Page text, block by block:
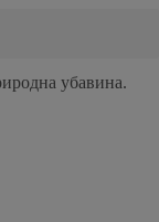
убавина.